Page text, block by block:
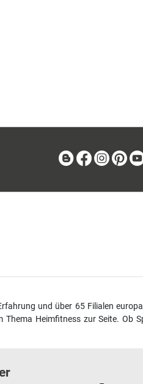
BlogFacebook
und über 65 Filialen
Heimfitness zur Seite. Ob